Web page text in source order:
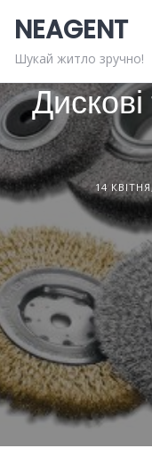
content
NEAGENT
Шукай житло зручно!
14